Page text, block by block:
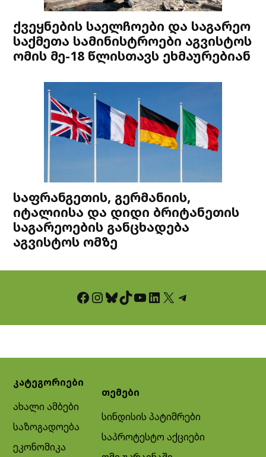
ქვეყნების საელჩოები და საგარეო
საქმეთა სამინისტროები აგვისტოს
ომის მე-18 წლისთავს ეხმაურებიან
საფრანგეთის, გერმანიის,
იტალიისა და დიდი ბრიტანეთის
საგარეოების განცხადება
აგვისტოს ომზე
Facebook InstagramBluesky TikTok YouTube LinkedIn X Telegram
კატეგორიები
ახალი ამბები
საზოგადოება
ეკონომიკა
თემები
სინდისის პატიმრები
საპროტესტო აქციები